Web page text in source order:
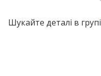
Шукайте деталі в групі